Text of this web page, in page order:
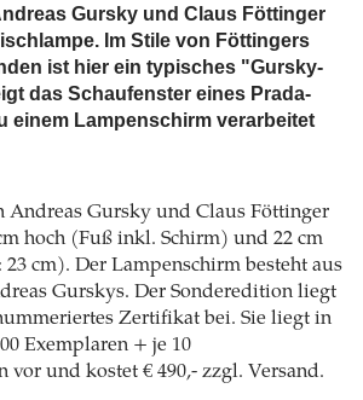
Gursky und Claus Föttinger
Im Stile von Föttingers
ist hier ein typisches "Gursky-
das Schaufenster eines Prada-
einem Lampenschirm verarbeitet
Andreas Gursky und Claus Föttinger
hoch (Fuß inkl. Schirm) und 22 cm
cm). Der Lampenschirm besteht aus
Gurskys. Der Sonderedition liegt
Zertifikat bei. Sie liegt in
Exemplaren + je 10
vor und kostet € 490,- zzgl. Versand.